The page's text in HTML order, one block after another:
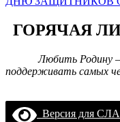
ГОРЯЧАЯ
Любить Родину –
поддерживать самых
Версия для